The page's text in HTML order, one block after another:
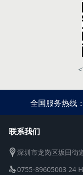
全国服务热线
联系我们
深圳市龙岗区坂田街
0755-89605003 24